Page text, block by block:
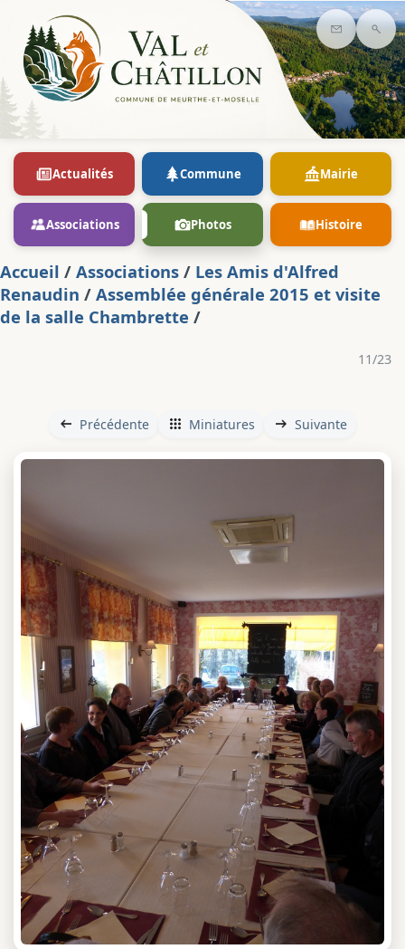
Contact
Actualités Commune Mairie
Associations Photos Histoire
Accueil / Associations / Les Amis d'Alfred
Renaudin / Assemblée générale 2015 et visite
de la salle Chambrette /
11/23
Précédente Miniatures Suivante